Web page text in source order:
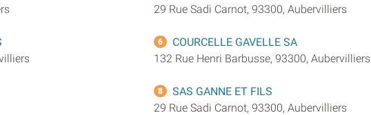
29 Rue Sadi Carnot, 93300, Aubervilliers
6
COURCELLE GAVELLE SA
132 Rue Henri Barbusse, 93300, Aubervilliers
8
SAS GANNE ET FILS
29 Rue Sadi Carnot, 93300, Aubervilliers